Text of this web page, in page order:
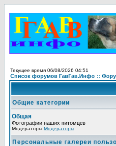
Текущее время 06/08/2026 04:51
Список форумов ГавГав.Инфо ::
Общие категории
Общая
Фотографии наших питомцев
Модераторы Модераторы
Персональные галереи